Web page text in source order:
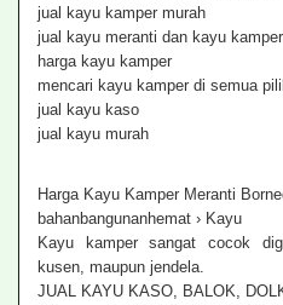
jual kayu kamper murah
jual kayu meranti dan kayu kamper
harga kayu kamper
mencari kayu kamper di semua
jual kayu kaso
jual kayu murah‎
Harga Kayu Kamper Meranti
bahanbangunanhemat › Kayu
Kayu kamper sangat cocok
kusen, maupun jendela.
JUAL KAYU KASO, BALOK,